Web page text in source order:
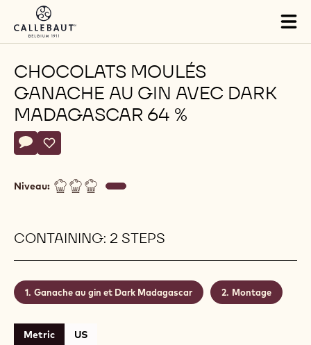
Skip to main content
CHOCOLATS MOULÉS
GANACHE AU GIN AVEC DARK
MADAGASCAR 64 %
Actions
Écrire un commentaire
- Chocolats moulés Ganache au gin avec Dark Madagascar
Sauvegarder
- Chocolats moulés Ganache au gin avec Dark
Niveau:
CONTAINING: 2 STEPS
Ganache au gin et Dark Madagascar Montage
Metric US